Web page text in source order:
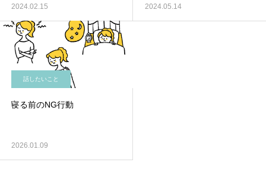
2024.02.15 2024.05.14
話したいこと
寝る前のNG行動
2026.01.09